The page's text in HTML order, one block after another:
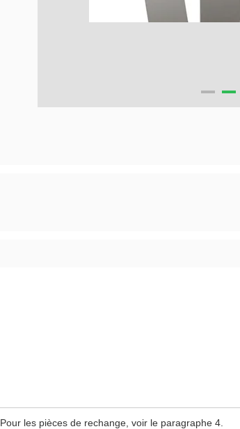
Pour les pièces de rechange, voir le paragraphe 4.